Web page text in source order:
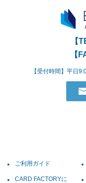
【
【
【受付時間】平日
ご利用ガイド
CARD FACTORYに